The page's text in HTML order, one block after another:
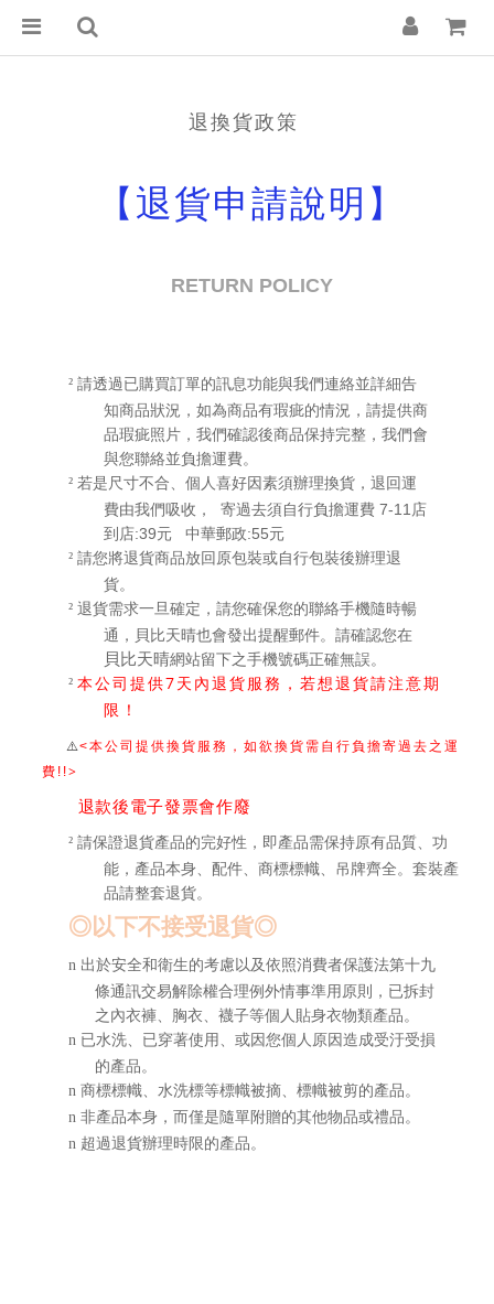
退換貨政策
【退貨申請說明】
RETURN POLICY
² 請透過已購買訂單的訊息功能與我們連絡並詳細告
知商品狀況，如為商品有瑕疵的情況，請提供商
品瑕疵照片，我們確認後商品保持完整，我們會
與您聯絡並負擔運費。
² 若是尺寸不合、個人喜好因素須辦理換貨，退回運
費由我們吸收， 寄過去須自行負擔運費 7-11店
到店:39元 中華郵政:55元
² 請您將退貨商品放回原包裝或自行包裝後辦理退
貨。
² 退貨需求一旦確定，請您確保您的聯絡手機隨時暢
通， 貝比天晴也會發出提醒郵件。請確認您在
貝比天晴網站留下之手機號碼正確無誤。
² 本公司提供7天內退貨服務，若想退貨請注意期
限！
⚠<本公司提供換貨服務，如欲換貨需自行負擔寄過去之運
費!!>
退款後電子發票會作廢
² 請保證退貨產品的完好性，即產品需保持原有品質、功
能，產品本身、配件、商標標幟、吊牌齊全。套裝產
品請整套退貨。
◎以下不接受退貨◎
n 出於安全和衛生的考慮以及依照消費者保護法第十九
條通訊交易解除權合理例外情事準用原則，已拆封
之內衣褲、胸衣、襪子等個人貼身衣物類產品。
n 已水洗、已穿著使用、或因您個人原因造成受汙受損
的產品。
n 商標標幟、水洗標等標幟被摘、標幟被剪的產品。
n 非產品本身，而僅是隨單附贈的其他物品或禮品。
n 超過退貨辦理時限的產品。